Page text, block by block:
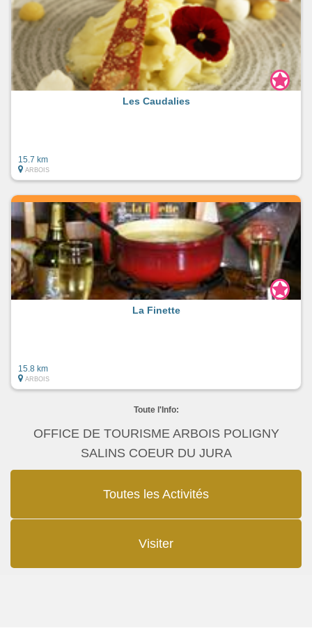
Les Caudalies
15.7 km
ARBOIS
La Finette
15.8 km
ARBOIS
Toute l'Info:
OFFICE DE TOURISME ARBOIS POLIGNY
SALINS COEUR DU JURA
Toutes les Activités
Visiter